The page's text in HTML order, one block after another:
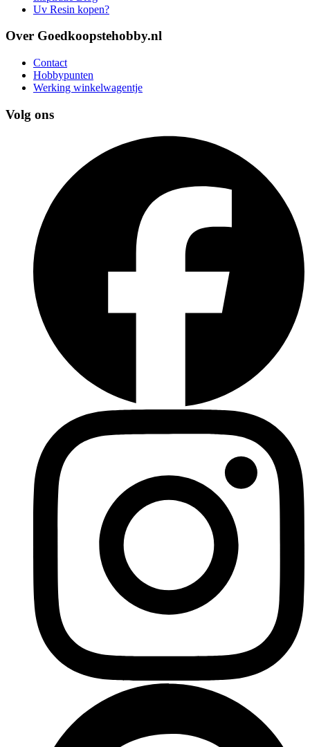
Uv Resin kopen?
Over Goedkoopstehobby.nl
Contact
Hobbypunten
Werking winkelwagentje
Volg ons